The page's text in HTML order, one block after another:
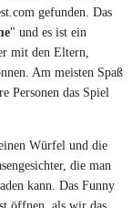
gefunden. Das
" und es ist ein
mit den Eltern,
Am meisten Spaß
Personen das Spiel
Würfel und die
die man
kann. Das Funny
öffnen, als wir das